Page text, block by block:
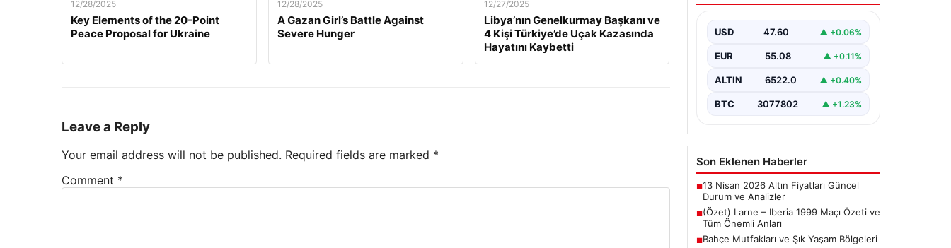
12/28/2025
Key Elements of the 20-Point
Peace Proposal for Ukraine
12/28/2025
A Gazan Girl’s Battle Against
Severe Hunger
12/27/2025
Libya’nın Genelkurmay Başkanı ve
4 Kişi Türkiye’de Uçak Kazasında
Hayatını Kaybetti
Leave a Reply
Your email address will not be published. Required fields are marked *
Comment *
USD 47.60 ▲ +0.06%
EUR 55.08 ▲ +0.11%
ALTIN 6522.0 ▲ +0.40%
BTC 3077802 ▲ +1.23%
Son Eklenen Haberler
■13 Nisan 2026 Altın Fiyatları Güncel
Durum ve Analizler
■(Özet) Larne – Iberia 1999 Maçı Özeti ve
Tüm Önemli Anları
■Bahçe Mutfakları ve Şık Yaşam Bölgeleri